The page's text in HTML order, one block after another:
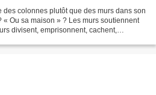
des colonnes plutôt que des murs dans son
Ou sa maison » ? Les murs soutiennent
divisent, emprisonnent, cachent,